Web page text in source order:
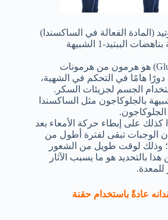
(المادة الفعالة في الساكسندا)
إلى العائلة المعروفة بناهضات الببتيد-1 الشبيهة
الجلوكاجون (Glucagon) هو هرمون من هرمونات
دورًا هامًا في التحكم في الشهية،
الجسم لجزيئات السكر.
الببتيد-1 الشبيهة بالجلوكاجون مثل الساكسندا
كذلك على إبطاء حركة الأمعاء بعد
الوجبات تبقى لفترة أطول من
وذلك لوقت طويل من الشعور
هذا بالتحديد هو ما يسبب الآثار
للمعدة.
عادةً باستخدام حقنة